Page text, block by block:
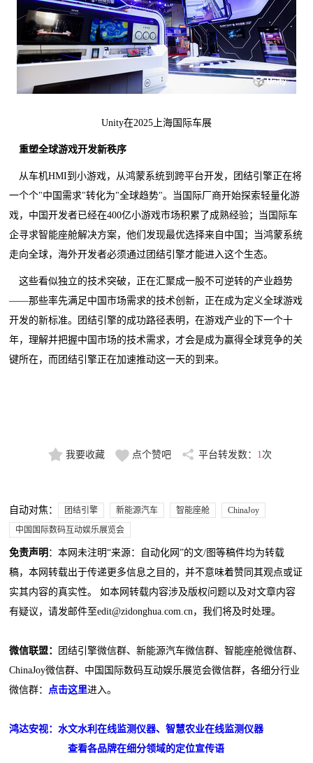
Unity在2025上海国际车展
重塑全球游戏开发新秩序
从车机HMI到小游戏，从鸿蒙系统到跨平台开发，团结引擎正在将
一个个"中国需求"转化为"全球趋势"。当国际厂商开始探索轻量化游
戏，中国开发者已经在400亿小游戏市场积累了成熟经验；当国际车
企寻求智能座舱解决方案，他们发现最优选择来自中国；当鸿蒙系统
走向全球，海外开发者必须通过团结引擎才能进入这个生态。
这些看似独立的技术突破，正在汇聚成一股不可逆转的产业趋势
——那些率先满足中国市场需求的技术创新，正在成为定义全球游戏
开发的新标准。团结引擎的成功路径表明，在游戏产业的下一个十
年，理解并把握中国市场的技术需求，才会是成为赢得全球竞争的关
键所在，而团结引擎正在加速推动这一天的到来。
我要收藏 点个赞吧 平台转发数： 1 次
自动对焦： 团结引擎 新能源汽车 智能座舱
ChinaJoy
中国国际数码互动娱乐展览会
免责声明 ：本网未注明“来源：自动化网”的文/图等稿件均为转载
稿，本网转载出于传递更多信息之目的，并不意味着赞同其观点或证
实其内容的真实性。 如本网转载内容涉及版权问题以及对文章内容
有疑议，请发邮件至edit@zidonghua.com.cn，我们将及时处理。
微信联盟：
团结引擎微信群、新能源汽车微信群、智能座舱微信群、
ChinaJoy微信群、中国国际数码互动娱乐展览会微信群，各细分行业
微信群：
点击这里进入。
鸿达安视：水文水利在线监测仪器、智慧农业在线监测仪器
查看各品牌在细分领域的定位宣传语